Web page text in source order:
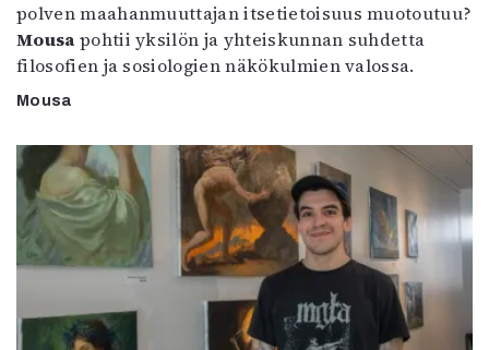
polven maahanmuuttajan itsetietoisuus muotoutuu?
Mousa pohtii yksilön ja yhteiskunnan suhdetta
filosofien ja sosiologien näkökulmien valossa.
Mousa